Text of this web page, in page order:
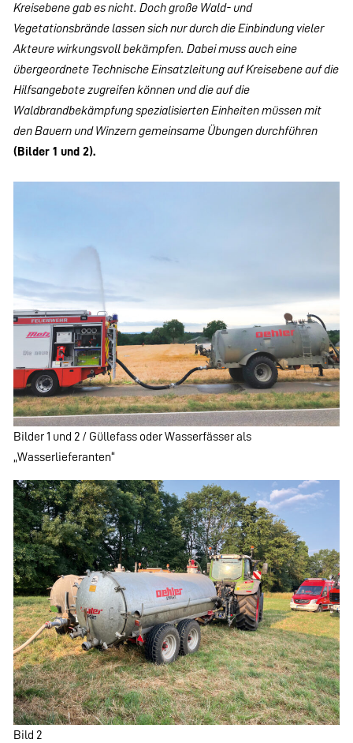
Kreisebenegab es nicht. Doch große Wald- und
Vegetationsbrände lassen sich nurdurchdieEinbindung vieler
Akteure wirkungsvollbekämpfen. Dabeimussaucheine
übergeordnete TechnischeEinsatzleitungaufKreisebeneaufdie
Hilfsangebotezugreifenkönnen unddieaufdie
Waldbrandbekämpfung spezialisierten Einheiten müssen mit
den Bauern und Winzern gemeinsame Übungen durchführen
(Bilder 1 und 2).
Bilder 1 und 2 / Güllefass oder Wasserfässer als
„Wasserlieferanten“
Bild 2